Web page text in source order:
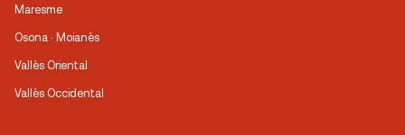
Maresme
Osona · Moianès
Vallès Oriental
Vallès Occidental